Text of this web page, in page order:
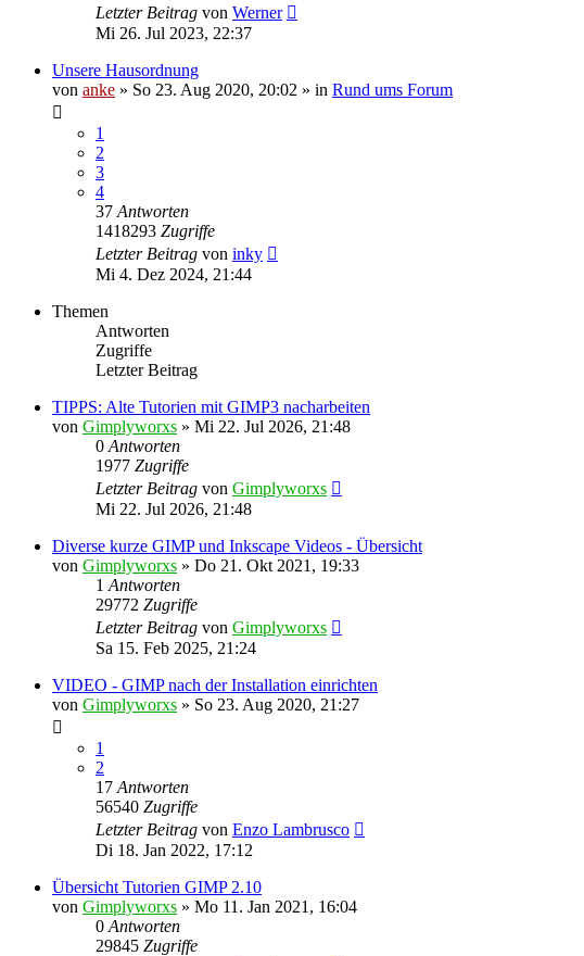
Letzter Beitrag von Werner
Mi 26. Jul 2023, 22:37
Unsere Hausordnung
von anke » So 23. Aug 2020, 20:02 » in Rund ums Forum
1
2
3
4
37 Antworten
1418293 Zugriffe
Letzter Beitrag von inky
Mi 4. Dez 2024, 21:44
Themen
Antworten
Zugriffe
Letzter Beitrag
TIPPS: Alte Tutorien mit GIMP3 nacharbeiten
von Gimplyworxs » Mi 22. Jul 2026, 21:48
0 Antworten
1977 Zugriffe
Letzter Beitrag von Gimplyworxs
Mi 22. Jul 2026, 21:48
Diverse kurze GIMP und Inkscape Videos - Übersicht
von Gimplyworxs » Do 21. Okt 2021, 19:33
1 Antworten
29772 Zugriffe
Letzter Beitrag von Gimplyworxs
Sa 15. Feb 2025, 21:24
VIDEO - GIMP nach der Installation einrichten
von Gimplyworxs » So 23. Aug 2020, 21:27
1
2
17 Antworten
56540 Zugriffe
Letzter Beitrag von Enzo Lambrusco
Di 18. Jan 2022, 17:12
Übersicht Tutorien GIMP 2.10
von Gimplyworxs » Mo 11. Jan 2021, 16:04
0 Antworten
29845 Zugriffe